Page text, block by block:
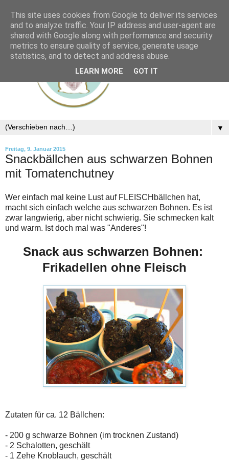
▼
Freitag, 9. Januar 2015
Snackbällchen aus schwarzen Bohnen
mit Tomatenchutney
Wer einfach mal keine Lust auf FLEISCHbällchen hat,
macht sich einfach welche aus schwarzen Bohnen. Es ist
zwar langwierig, aber nicht schwierig. Sie schmecken kalt
und warm. Ist doch mal was "Anderes"!
Snack aus schwarzen Bohnen:
Frikadellen ohne Fleisch
Zutaten für ca. 12 Bällchen:
- 200 g schwarze Bohnen (im trocknen Zustand)
- 2 Schalotten, geschält
- 1 Zehe Knoblauch, geschält
This site uses cookies from Google to deliver its services
and to analyze traffic. Your IP address and user-agent are
shared with Google along with performance and security
metrics to ensure quality of service, generate usage
statistics, and to detect and address abuse.
LEARN MORE GOT IT